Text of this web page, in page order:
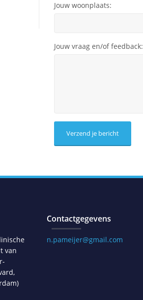
Jouw woonplaats:
Jouw vraag en/of feedback:
van
Contactgegevens
n.pameijer@gmail.com